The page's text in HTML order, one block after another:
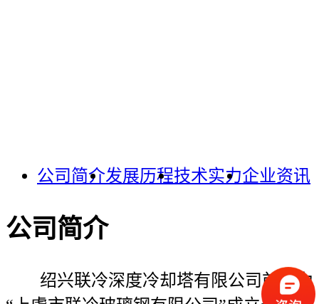
公司简介发展历程技术实力企业资讯
公司简介
绍兴联冷深度冷却塔有限公司前身为